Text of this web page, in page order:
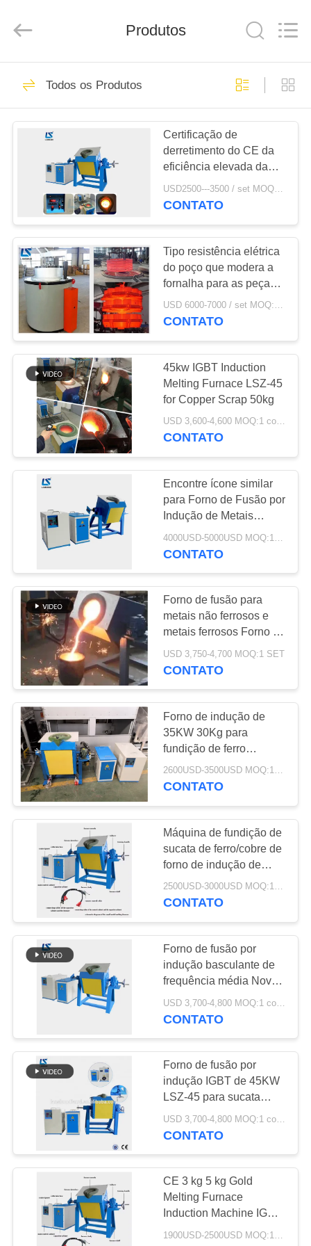
CASA
PRODUTOS
SOBRE
EXCURSÃO
DA
FÁBRICA
CONTROLE
DA
QUALIDADE
CONTACTE-
NOS
NOTÍCIA
PEÇA
UMAS
MAPA
DO
SITE
POLÍTICA
DE
PRIVACIDADE
Electronics
fornalha de
derretimento da
indução
131
Grande fornalha de
derretimento
96
Fornalha de
derretimento
pequena da indução
Máquina de
aquecimento da
indução
205
indução que
extingue a máquina
Máquina da
soldadura de
indução
91
CNC que extingue a
19
torre refrigerando do
laço fechado
21
Produtos
Todos os Produtos
Certificação de
derretimento do CE da
eficiência elevada da
fornalha de indução
25kw do ferro bonde do
USD2500---3500 / set MOQ:1 conjunto
CONTATO
Tipo resistência elétrica
do poço que modera a
fornalha para as peças
dos materiais do aço
carbono
USD 6000-7000 / set MOQ:1 conjunto
CONTATO
45kw IGBT Induction
Melting Furnace LSZ-45
for Copper Scrap 50kg
USD 3,600-4,600 MOQ:1 conjunto
CONTATO
Encontre ícone similar
para Forno de Fusão por
Indução de Metais
45Kw, Forno de Indução
de Aço
CONTATO
Forno de fusão para
metais não ferrosos e
metais ferrosos Forno de
fusão por indução Forno
de frequência média tipo
USD 3,750-4,700 MOQ:1 SET
CONTATO
Forno de indução de
35KW 30Kg para
fundição de ferro
fundido, aço inoxidável
e sucata de metal
2600USD-3500USD MOQ:1 SET
CONTATO
Máquina de fundição de
sucata de ferro/cobre de
forno de indução de
frequência média com
eficiência energética
2500USD-3000USD MOQ:1 conjunto
CONTATO
Forno de fusão por
indução basculante de
frequência média Nova
fusão de metais para
ouro, prata, aço, ferro,
CONTATO
Forno de fusão por
indução IGBT de 45KW
LSZ-45 para sucata
metálica
USD 3,700-4,800 MOQ:1 conjunto
CONTATO
CE 3 kg 5 kg Gold
Melting Furnace
Induction Machine IGBT
Electric Furnace 15kw
1900USD-2500USD MOQ:1 conjunto